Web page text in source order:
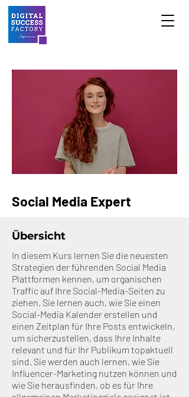
Social Media Expert
Übersicht
In diesem Kurs lernen Sie die neuesten
Strategien der führenden Social Media
Plattformen kennen, um organischen
Traffic auf Ihre Social-Media-Seiten zu
ziehen. Sie lernen auch, wie Sie einen
Social-Media Kalender erstellen und
einen Zeitplan für Ihre Posts entwickeln,
um sicherzustellen, dass Ihre Inhalte
relevant und für Ihr Publikum topaktuell
sind. Sie werden auch lernen, wie Sie
Influencer-Marketing nutzen können und
wie Sie herausfinden, ob es für Ihre